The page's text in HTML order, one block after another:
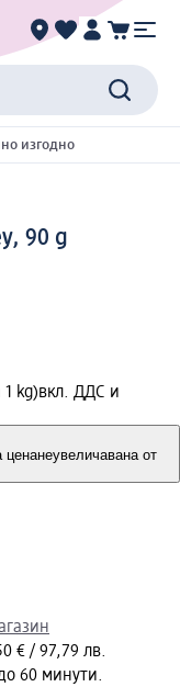
изгодно
90 g
kg)вкл. ДДС и
ценанеувеличавана от
€ / 97,79 лв.
60 минути.